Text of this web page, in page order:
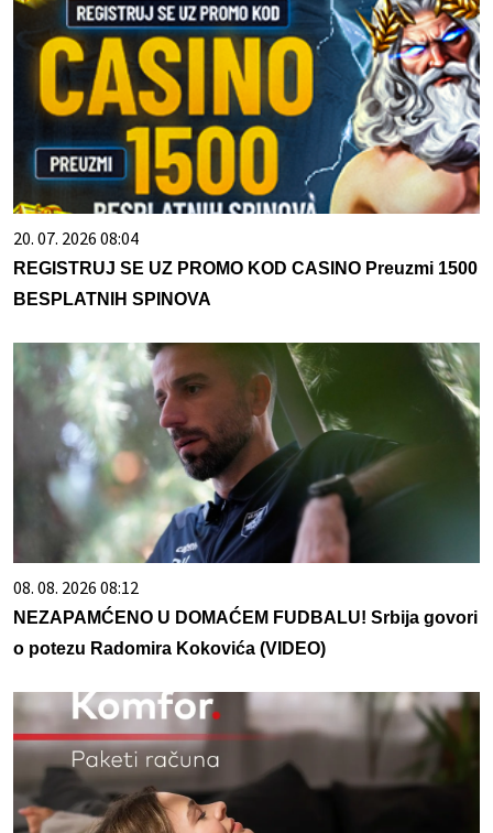
20. 07. 2026 08:04
REGISTRUJ SE UZ PROMO KOD CASINO Preuzmi 1500
BESPLATNIH SPINOVA
08. 08. 2026 08:12
NEZAPAMĆENO U DOMAĆEM FUDBALU! Srbija govori
o potezu Radomira Kokovića (VIDEO)